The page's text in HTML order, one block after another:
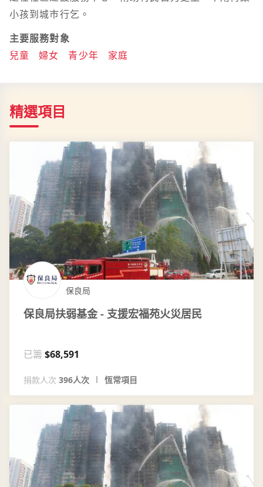
小孩到城巿行乞。
主要服務對象
兒童
婦女 青少年 家庭
精選項目
保良局
保良局扶弱基金 - 支援宏福苑火災居民
已籌 $68,591
捐款人次 396人次 恆常項目